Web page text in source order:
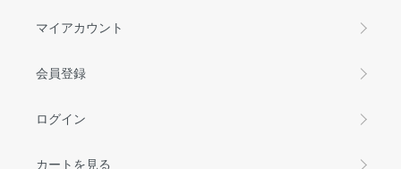
マイアカウント
会員登録
ログイン
カートを見る